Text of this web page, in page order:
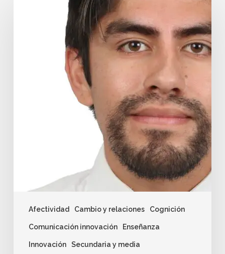
Afectividad Cambio y relaciones Cognición
Comunicación innovación Enseñanza
Innovación Secundaria y media